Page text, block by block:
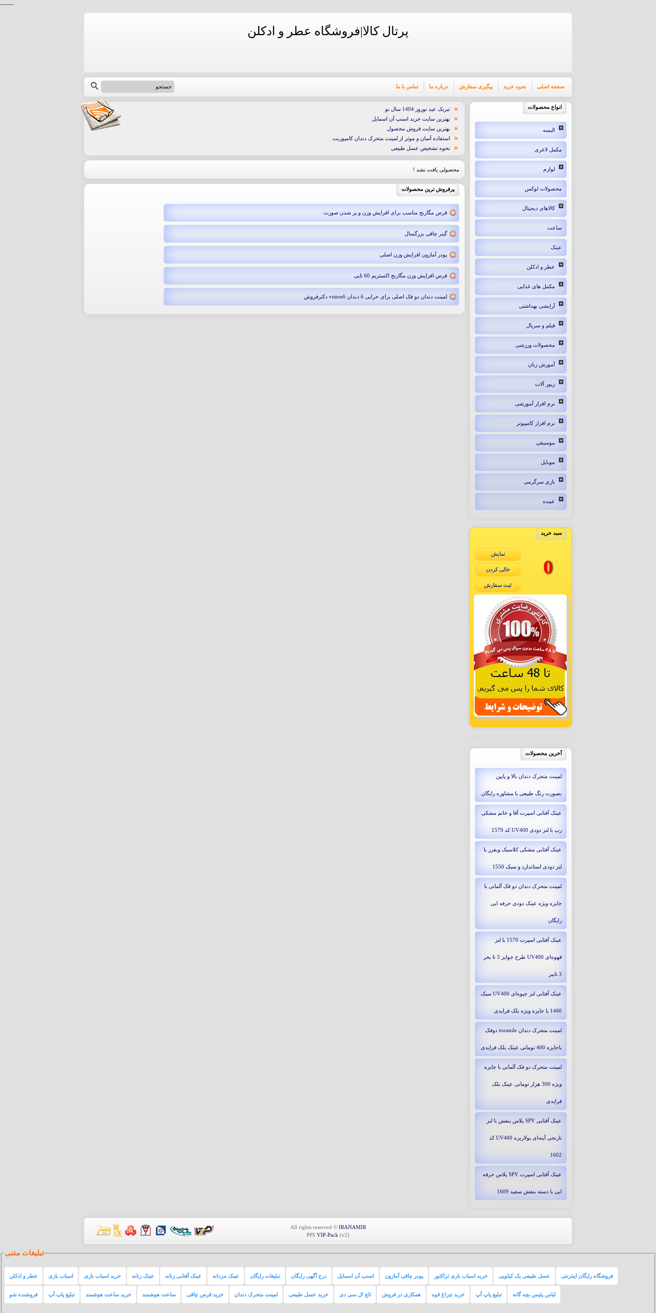
-------
پرتال کالا|فروشگاه عطر و ادکلن
صفحه اصلی نحوه خرید پیگیری سفارش درباره ما تماس با ما
انواع محصولات
البسه
مکمل لاغری
لوازم
محصولات لوکس
کالاهای دیجیتال
ساعت
عینک
عطر و ادکلن
مکمل های غذایی
آرایشی بهداشتی
فیلم و سریال
محصولات ورزشی
آموزش زبان
زیور آلات
نرم افزار آموزشی
نرم افزار کامپیوتر
موسیقی
موبایل
بازی سرگرمی
عمده
سبد خرید
0
نمایش
خالی کردن
ثبت سفارش
آخرین محصولات
لمینت متجرک دندان بالا و پایین
بصورت رنگ طبیعی با مشاوره رایگان
عینک آفتابی اسپرت آقا و خانم مشکی
رپ با لنز دودی UV400 کد 1579
عینک آفتابی مشکی کلاسیک ویفرر با
لنز دودی استاندارد و سبک 1550
لمینت متحرک دندان دو فک آلمانی با
جایزه ویژه عینک دودی حرفه ایی
رایگان
عینک آفتابی اسپرت 1570 با لنز
قهوه‌ای UV400 طرح جوایز 3 تا بخر
3 تاببر
عینک آفتابی لنز جیوه‌ای UV400 سبک
1460 با جایزه ویژه بلک فرایدی
لمینت متحرک دندان trusmile دوفک
باجایزه 400 تومانی عینک بلک فرایدی
لمینت متحرک دو فک آلمانی با جایزه
ویژه 300 هزار تومانی عینک بلک
فرایدی
عینک آفتابی SPY پلاس بنفش با لنز
نارنجی آینه‌ای پولاریزه UV400 کد
1602
عینک آفتابی اسپرت SPY پلاس حرفه
ایی با دسته بنفش سفید 1609
تبریک عید نوروز 1404 سال نو
بهترین سایت خرید اسنپ آن اسمایل
بهترین سایت فروش محصول
استفاده آسان و موثر از لمینت متحرک دندان کامپوزیت
نحوه تشخیص عسل طبیعی
محصولی یافت نشد !
پرفروش ترین محصولات
قرص مگارنج مناسب برای افزایش وزن و پر شدن صورت
گینر چاقی بزرگسال
پودر آمازون افزایش وزن اصلی
قرص افزایش وزن مگارنج اکستریم 60 تایی
لمینت دندان دو فک اصلی برای خرابی 6 دندان vision6 دکترفروش
All rights reserved © IRANAMIR
PPS VIP-Pack (v2)
تبلیغات متنی
عطر و ادکلن اسباب بازی خرید اسباب بازی عینک زنانه عینک آفتابی زنانه عینک مردانه تبلیغات رایگان درج آگهی رایگان اسنپ آن اسمایل پودر چاقی آمازون خرید اسباب بازی تراکتور عسل طبیعی یک کیلویی فروشگاه رایگان اینترنتی
فروشنده شو تبلیغ پاپ آپ خرید ساعت هوشمند ساعت هوشمند خرید قرص چاقی لمینت متحرک دندان خرید عسل طبیعی تاچ ال سی دی همکاری در فروش خرید چراغ قوه تبلیغ پاپ آپ لباس پلیس بچه گانه